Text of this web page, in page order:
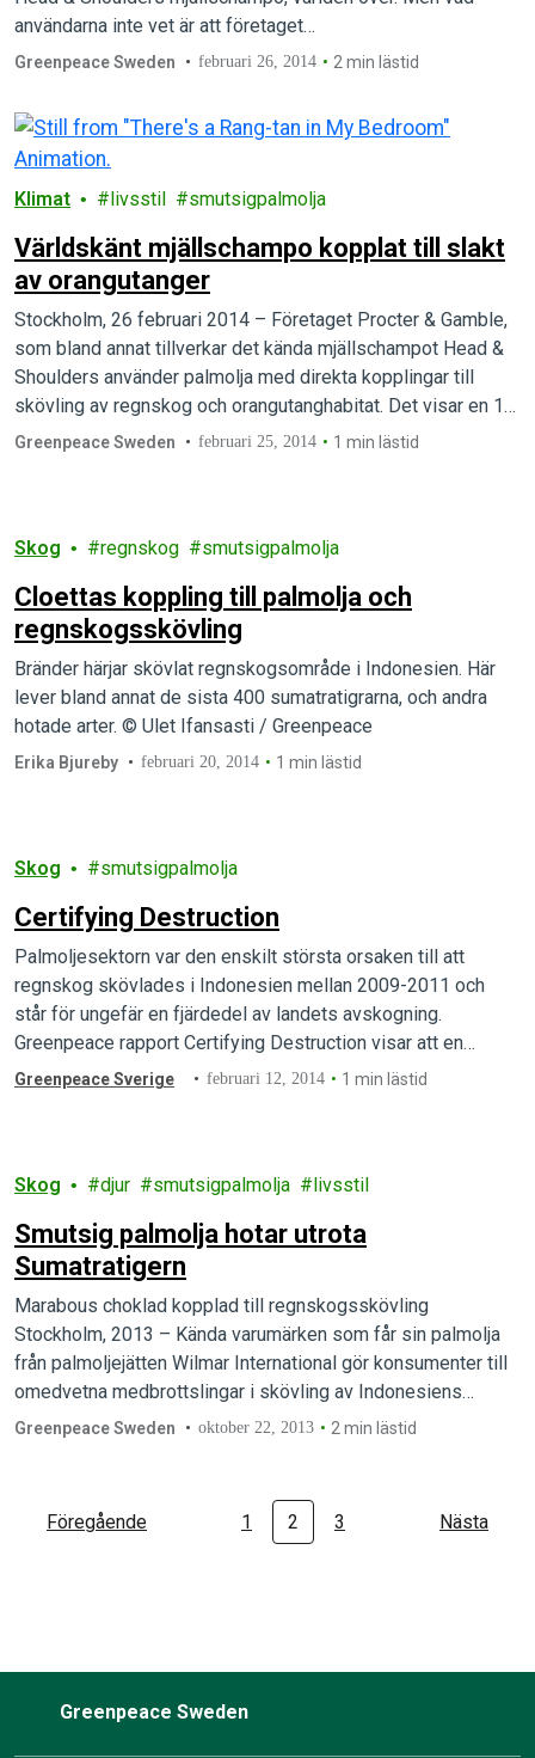
användarna inte vet är att företaget…
Greenpeace Sweden februari 26, 2014 2 min lästid
Klimat livsstil smutsigpalmolja
Världskänt mjällschampo kopplat till slakt
av orangutanger
Stockholm, 26 februari 2014 – Företaget Procter & Gamble,
som bland annat tillverkar det kända mjällschampot Head &
Shoulders använder palmolja med direkta kopplingar till
skövling av regnskog och orangutanghabitat. Det visar en 12
månader lång utredning som Greenpeace genomfört i
Greenpeace Sweden februari 25, 2014 1 min lästid
Skog regnskog smutsigpalmolja
Cloettas koppling till palmolja och
regnskogsskövling
Bränder härjar skövlat regnskogsområde i Indonesien. Här
lever bland annat de sista 400 sumatratigrarna, och andra
hotade arter. © Ulet Ifansasti / Greenpeace
Erika Bjureby februari 20, 2014 1 min lästid
Skog smutsigpalmolja
Certifying Destruction
Palmoljesektorn var den enskilt största orsaken till att
regnskog skövlades i Indonesien mellan 2009-2011 och
står för ungefär en fjärdedel av landets avskogning.
Greenpeace rapport Certifying Destruction visar att en
betydande del av denna skövling ägde rum på marker som
Greenpeace Sverige februari 12, 2014 1 min lästid
Skog djur smutsigpalmolja livsstil
Smutsig palmolja hotar utrota
Sumatratigern
Marabous choklad kopplad till regnskogsskövling
Stockholm, 2013 – Kända varumärken som får sin palmolja
från palmoljejätten Wilmar International gör konsumenter till
omedvetna medbrottslingar i skövling av Indonesiens
regnskog och bidrar…
Greenpeace Sweden oktober 22, 2013 2 min lästid
Föregående 1 2 3 Nästa
Greenpeace Sweden